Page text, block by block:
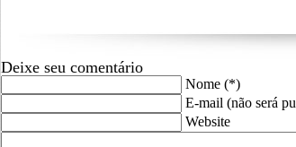
Deixe seu comentário
Nome (*)
E-mail (não será
Website